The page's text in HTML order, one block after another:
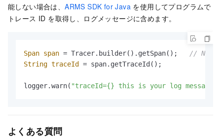
能しない場合は、ARMS SDK for Java を使用してプログラムで
トレース ID を取得し、ログメッセージに含めます。
Span span = Tracer.builder().getSpan();
// No
String traceId = span.getTraceId();
logger.warn( "traceId={} this is your log message"
よくある質問